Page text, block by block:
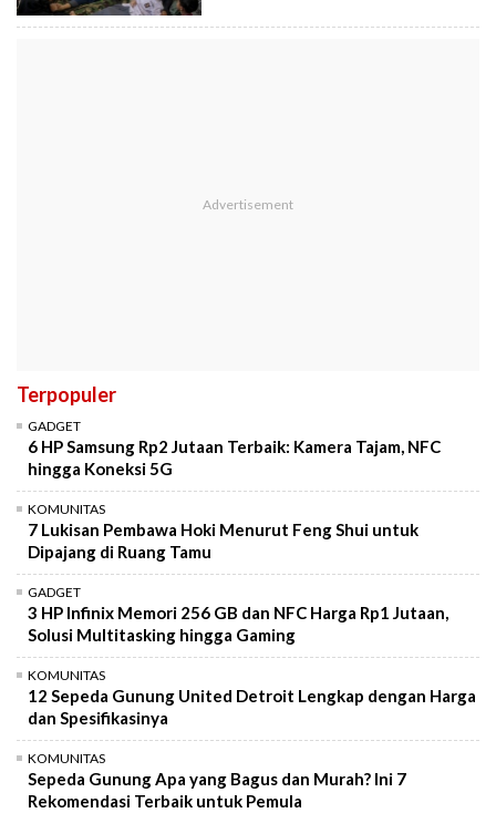
Terpopuler
GADGET
6 HP Samsung Rp2 Jutaan Terbaik: Kamera Tajam, NFC
hingga Koneksi 5G
KOMUNITAS
7 Lukisan Pembawa Hoki Menurut Feng Shui untuk
Dipajang di Ruang Tamu
GADGET
3 HP Infinix Memori 256 GB dan NFC Harga Rp1 Jutaan,
Solusi Multitasking hingga Gaming
KOMUNITAS
12 Sepeda Gunung United Detroit Lengkap dengan Harga
dan Spesifikasinya
KOMUNITAS
Sepeda Gunung Apa yang Bagus dan Murah? Ini 7
Rekomendasi Terbaik untuk Pemula